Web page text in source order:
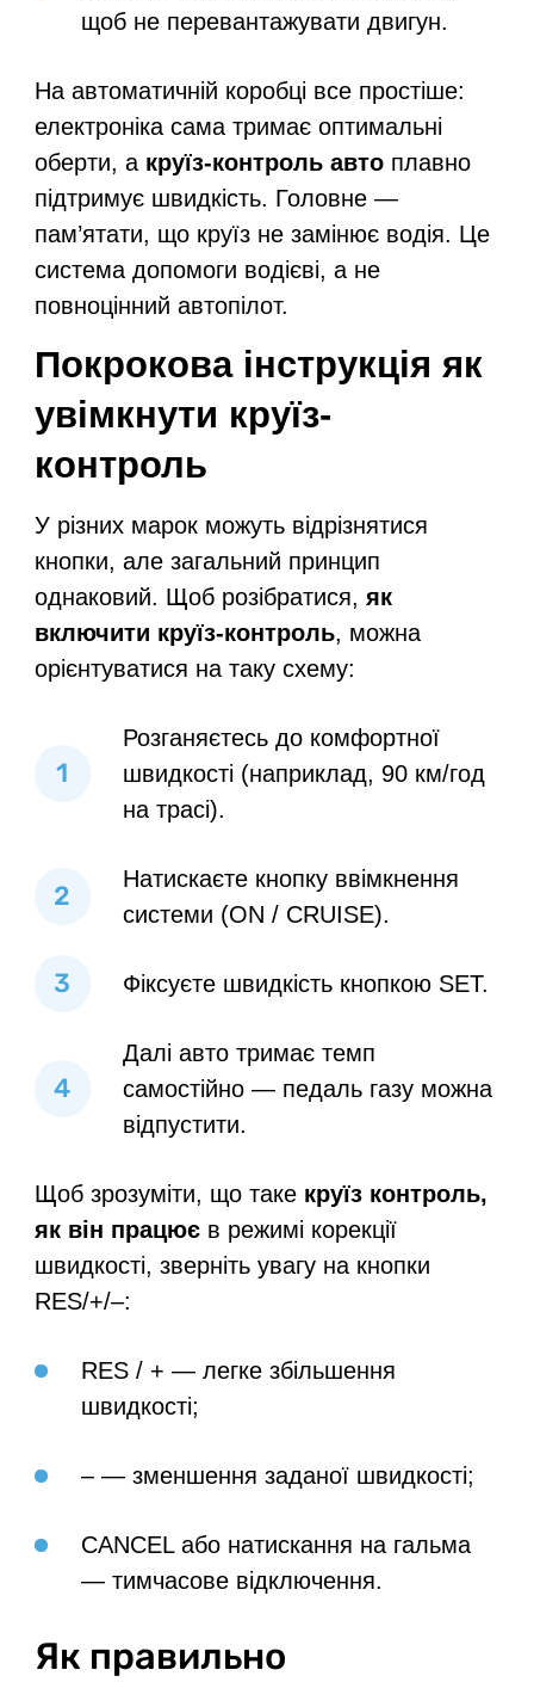
щоб не перевантажувати двигун.
На автоматичній коробці все простіше:
електроніка сама тримає оптимальні
оберти, а круїз-контроль автоплавно
підтримує швидкість. Головне —
пам’ятати, що круїз не замінює водія. Це
система допомоги водієві, а не
повноцінний автопілот.
Покрокова інструкція як
увімкнути круїз-
контроль
У різних марок можуть відрізнятися
кнопки, але загальний принцип
однаковий. Щоб розібратися, як
включити круїз-контроль, можна
орієнтуватися на таку схему:
Розганяєтесь до комфортної
швидкості (наприклад, 90 км/год
на трасі).
Натискаєте кнопку ввімкнення
системи (ON / CRUISE).
Фіксуєте швидкість кнопкою SET.
Далі авто тримає темп
самостійно — педаль газу можна
відпустити.
Щоб зрозуміти, що таке круїз контроль,
як він працюєв режимі корекції
швидкості, зверніть увагу на кнопки
RES/+/–:
RES / + — легке збільшення
швидкості;
– — зменшення заданої швидкості;
CANCEL або натискання на гальма
— тимчасове відключення.
Як правильно